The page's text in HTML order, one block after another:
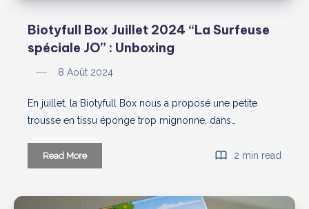
Biotyfull Box Juillet 2024 “La Surfeuse
spéciale JO” : Unboxing
8 Août 2024
En juillet, la Biotyfull Box nous a proposé une petite
trousse en tissu éponge trop mignonne, dans…
Read MoreBiotyfull
Box
2 min read